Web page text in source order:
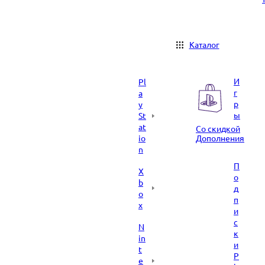
Каталог
Pl
a
y
St
at
io
n
X
b
o
x
N
in
t
e
И
г
р
ы
Со скидкой
Дополнения
П
о
д
п
и
с
к
и
P